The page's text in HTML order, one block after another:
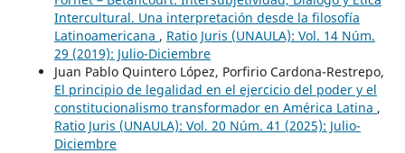
Intercultural. Una interpretación desde la filosofía
Latinoamericana , Ratio Juris (UNAULA): Vol. 14 Núm.
29 (2019): Julio-Diciembre
Juan Pablo Quintero López, Porfirio Cardona-Restrepo,
El principio de legalidad en el ejercicio del poder y el
constitucionalismo transformador en América Latina ,
Ratio Juris (UNAULA): Vol. 20 Núm. 41 (2025): Julio-
Diciembre